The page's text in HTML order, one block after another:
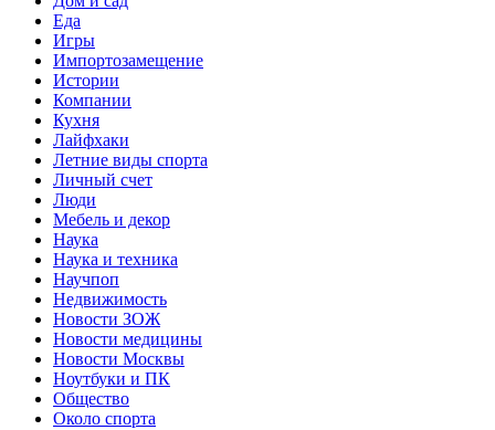
Еда
Игры
Импортозамещение
Истории
Компании
Кухня
Лайфхаки
Летние виды спорта
Личный счет
Люди
Мебель и декор
Наука
Наука и техника
Научпоп
Недвижимость
Новости ЗОЖ
Новости медицины
Новости Москвы
Ноутбуки и ПК
Общество
Около спорта